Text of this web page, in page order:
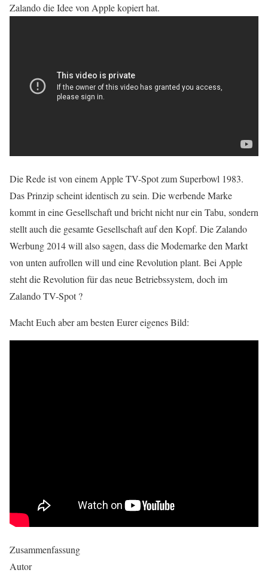
Zalando die Idee von Apple kopiert hat.
Die Rede ist von einem Apple TV-Spot zum Superbowl 1983.
Das Prinzip scheint identisch zu sein. Die werbende Marke
kommt in eine Gesellschaft und bricht nicht nur ein Tabu, sondern
stellt auch die gesamte Gesellschaft auf den Kopf. Die Zalando
Werbung 2014 will also sagen, dass die Modemarke den Markt
von unten aufrollen will und eine Revolution plant. Bei Apple
steht die Revolution für das neue Betriebssystem, doch im
Zalando TV-Spot ?
Macht Euch aber am besten Eurer eigenes Bild:
Zusammenfassung
Autor